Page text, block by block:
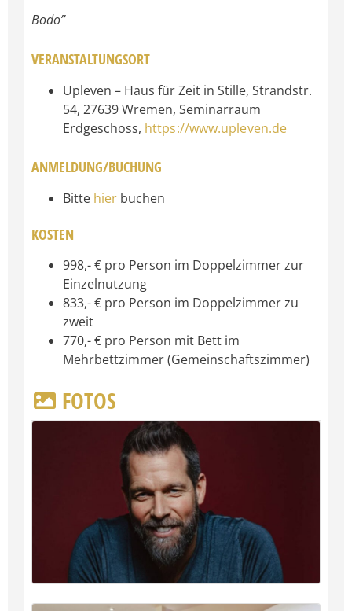
Bodo”
VERANSTALTUNGSORT
Upleven – Haus für Zeit in Stille, Strandstr.
54, 27639 Wremen, Seminarraum
Erdgeschoss, https://www.upleven.de
ANMELDUNG/BUCHUNG
Bitte hier buchen
KOSTEN
998,- € pro Person im Doppelzimmer zur
Einzelnutzung
833,- € pro Person im Doppelzimmer zu
zweit
770,- € pro Person mit Bett im
Mehrbettzimmer (Gemeinschaftszimmer)
FOTOS